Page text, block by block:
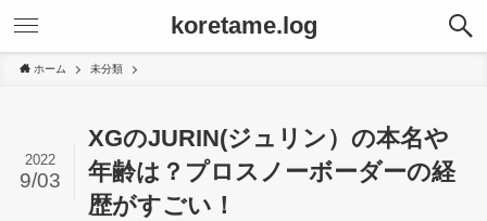
koretame.log
ホーム 未分類
XGのJURIN(ジュリン）の本名や
年齢は？プロスノーボーダーの経
歴がすごい！
2022
9/03